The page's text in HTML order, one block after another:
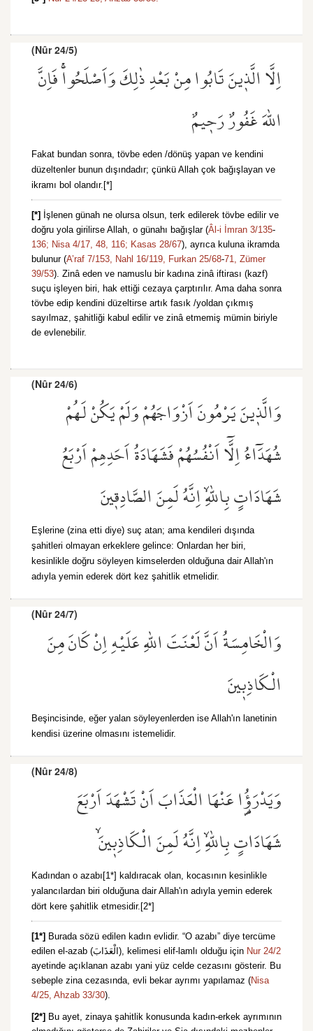
(Nûr 24/5)
اِلَّا الَّذ۪ينَ تَابُوا مِنْ بَعْدِ ذٰلِكَ وَاَصْلَحُواۚ فَاِنَّ
اللّٰهَ غَفُورٌ رَح۪يمٌ
Fakat bundan sonra, tövbe eden /dönüş yapan ve kendini
düzeltenler bunun dışındadır; çünkü Allah çok bağışlayan ve
ikramı bol olandır.[*]
[*]
İşlenen günah ne olursa olsun, terk edilerek tövbe edilir ve
doğru yola girilirse Allah, o günahı bağışlar (Âl-i İmran 3/135-
136; Nisa 4/17, 48, 116; Kasas 28/67), ayrıca kuluna ikramda
bulunur (A’raf 7/153, Nahl 16/119, Furkan 25/68-71, Zümer
39/53). Zinâ eden ve namuslu bir kadına zinâ iftirası (kazf)
suçu işleyen biri, hak ettiği cezaya çarptırılır. Ama daha sonra
tövbe edip kendini düzeltirse artık fasık /yoldan çıkmış
sayılmaz, şahitliği kabul edilir ve zinâ etmemiş mümin biriyle
de evlenebilir.
(Nûr 24/6)
وَالَّذ۪ينَ يَرْمُونَ اَزْوَاجَهُمْ وَلَمْ يَكُنْ لَهُمْ
شُهَدَٓاءُ اِلَّٓا اَنْفُسُهُمْ فَشَهَادَةُ اَحَدِهِمْ اَرْبَعُ
شَهَادَاتٍ بِاللّٰهِۙ اِنَّهُ لَمِنَ الصَّادِق۪ينَ
Eşlerine (zina etti diye) suç atan; ama kendileri dışında
şahitleri olmayan erkeklere gelince: Onlardan her biri,
kesinlikle doğru söyleyen kimselerden olduğuna dair Allah'ın
adıyla yemin ederek dört kez şahitlik etmelidir.
(Nûr 24/7)
وَالْخَامِسَةُ اَنَّ لَعْنَتَ اللّٰهِ عَلَيْهِ اِنْ كَانَ مِنَ
الْكَاذِب۪ينَ
Beşincisinde, eğer yalan söyleyenlerden ise Allah'ın lanetinin
kendisi üzerine olmasını istemelidir.
(Nûr 24/8)
وَيَدْرَؤُ۬ا عَنْهَا الْعَذَابَ اَنْ تَشْهَدَ اَرْبَعَ
شَهَادَاتٍ بِاللّٰهِۙ اِنَّهُ لَمِنَ الْكَاذِب۪ينَۙ
Kadından o azabı[1*] kaldıracak olan, kocasının kesinlikle
yalancılardan biri olduğuna dair Allah'ın adıyla yemin ederek
dört kere şahitlik etmesidir.[2*]
[1*] Burada sözü edilen kadın evlidir. “O azabı” diye tercüme
edilen el-azab (الْعَذَابَ), kelimesi elif-lamlı olduğu için Nur 24/2
ayetinde açıklanan azabı yani yüz celde cezasını gösterir. Bu
sebeple zina cezasında, evli bekar ayrımı yapılamaz (Nisa
4/25, Ahzab 33/30).
[2*] Bu ayet, zinaya şahitlik konusunda kadın-erkek ayrımının